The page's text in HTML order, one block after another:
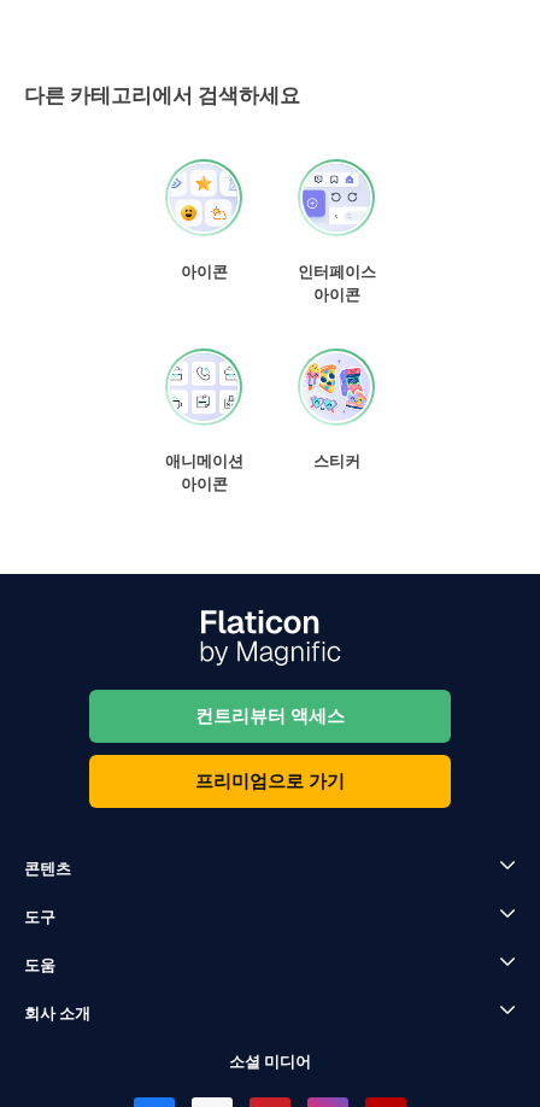
다른 카테고리에서 검색하세요
아이콘
인터페이스
아이콘
애니메이션
아이콘
스티커
컨트리뷰터 액세스
프리미엄으로 가기
콘텐츠
도구
도움
회사 소개
소셜 미디어